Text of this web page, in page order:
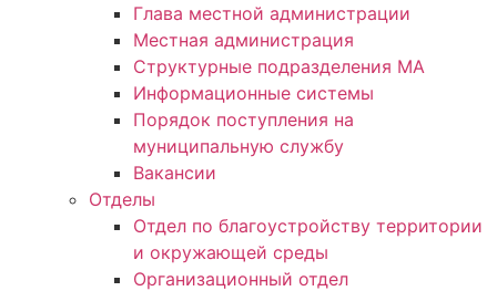
Глава местной администрации
Местная администрация
Структурные подразделения МА
Информационные системы
Порядок поступления на
муниципальную службу
Вакансии
Отделы
Отдел по благоустройству территории
и окружающей среды
Организационный отдел